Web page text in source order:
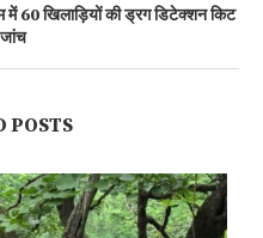
60 खिलाड़ियों की ड्रग डिटेक्शन किट
POSTS